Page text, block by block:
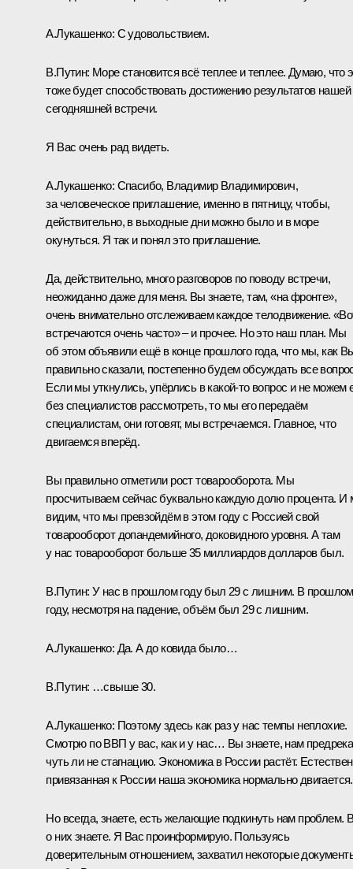
А.Лукашенко: С удовольствием.
В.Путин: Море становится всё теплее и теплее. Думаю, что
тоже будет способствовать достижению результатов нашей
сегодняшней встречи.
Я Вас очень рад видеть.
А.Лукашенко: Спасибо, Владимир Владимирович,
за человеческое приглашение, именно в пятницу, чтобы,
действительно, в выходные дни можно было и в море
окунуться. Я так и понял это приглашение.
Да, действительно, много разговоров по поводу встречи,
неожиданно даже для меня. Вы знаете, там, «на фронте»,
очень внимательно отслеживаем каждое телодвижение.
встречаются очень часто» – и прочее. Но это наш план. Мы
об этом объявили ещё в конце прошлого года, что мы, как
правильно сказали, постепенно будем обсуждать все
Если мы уткнулись, упёрлись в какой-то вопрос и не можем
без специалистов рассмотреть, то мы его передаём
специалистам, они готовят, мы встречаемся. Главное, что
двигаемся вперёд.
Вы правильно отметили рост товарооборота. Мы
просчитываем сейчас буквально каждую долю процента. И
видим, что мы превзойдём в этом году с Россией свой
товарооборот допандемийного, доковидного уровня. А там
у нас товарооборот больше 35 миллиардов долларов был.
В.Путин: У нас в прошлом году был 29 с лишним. В прошлом
году, несмотря на падение, объём был 29 с лишним.
А.Лукашенко: Да. А до ковида было…
В.Путин: …свыше 30.
А.Лукашенко: Поэтому здесь как раз у нас темпы неплохие.
Смотрю по ВВП у вас, как и у нас… Вы знаете, нам
чуть ли не стагнацию. Экономика в России растёт.
привязанная к России наша экономика нормально двигается.
Но всегда, знаете, есть желающие подкинуть нам проблем.
о них знаете. Я Вас проинформирую. Пользуясь
доверительным отношением, захватил некоторые